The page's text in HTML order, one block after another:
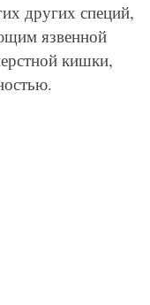
других специй,
язвенной
кишки,